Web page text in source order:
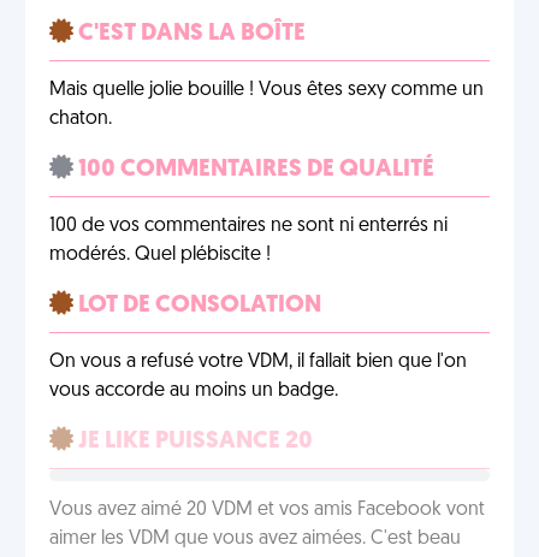
C'EST DANS LA BOÎTE
Mais quelle jolie bouille ! Vous êtes sexy comme un
chaton.
100 COMMENTAIRES DE QUALITÉ
100 de vos commentaires ne sont ni enterrés ni
modérés. Quel plébiscite !
LOT DE CONSOLATION
On vous a refusé votre VDM, il fallait bien que l'on
vous accorde au moins un badge.
JE LIKE PUISSANCE 20
Vous avez aimé 20 VDM et vos amis Facebook vont
aimer les VDM que vous avez aimées. C'est beau